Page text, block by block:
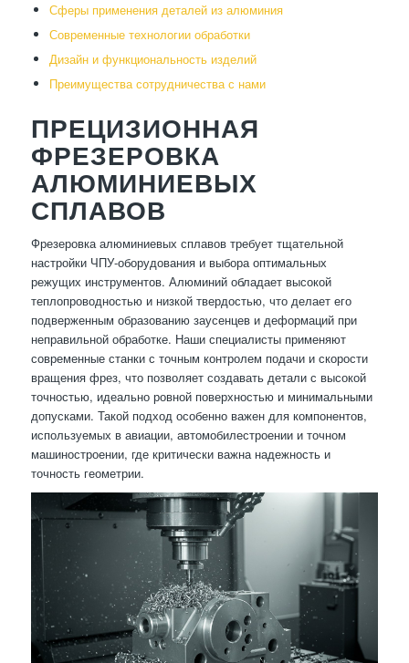
Сферы применения деталей из алюминия
Современные технологии обработки
Дизайн и функциональность изделий
Преимущества сотрудничества с нами
ПРЕЦИЗИОННАЯ
ФРЕЗЕРОВКА
АЛЮМИНИЕВЫХ
СПЛАВОВ
Фрезеровка алюминиевых сплавов требует тщательной
настройки ЧПУ-оборудования и выбора оптимальных
режущих инструментов. Алюминий обладает высокой
теплопроводностью и низкой твердостью, что делает его
подверженным образованию заусенцев и деформаций при
неправильной обработке. Наши специалисты применяют
современные станки с точным контролем подачи и скорости
вращения фрез, что позволяет создавать детали с высокой
точностью, идеально ровной поверхностью и минимальными
допусками. Такой подход особенно важен для компонентов,
используемых в авиации, автомобилестроении и точном
машиностроении, где критически важна надежность и
точность геометрии.